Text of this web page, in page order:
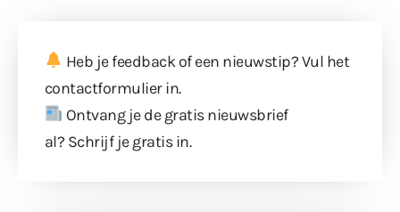
Heb je feedback of een nieuwstip? Vul het
contactformulierin.
Ontvang je de gratis nieuwsbrief
al? Schrijf je gratis in.